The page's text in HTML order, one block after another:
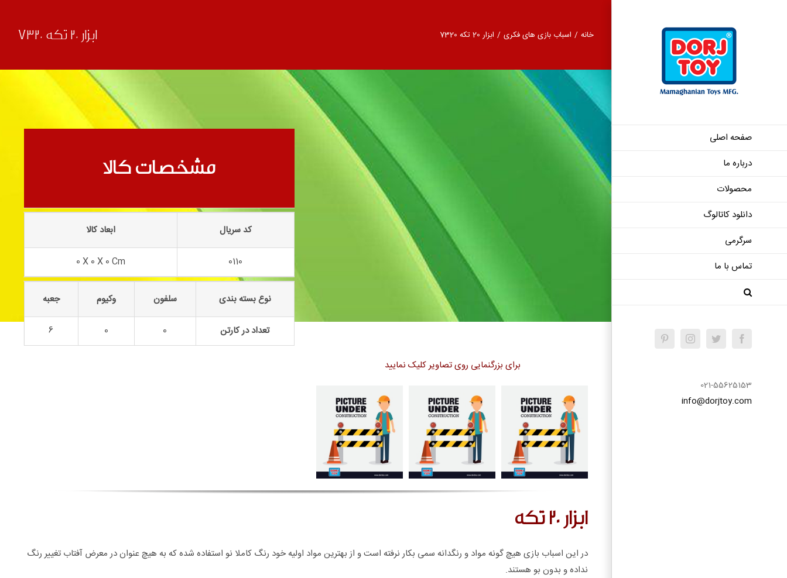
صفحه اصلی
درباره ما
محصولات
دانلود کاتالوگ
سرگرمی
تماس با ما
Facebook
Twitter
Instagram
021-55625153
info@dorjtoy.com
ابزار 20 تکه 7320 خانه / اسباب بازی های فکری / ابزار 20 تکه 7320
ابزار 20 تکه 7320 مشخصات کالا
کد سریال ابعاد کالا
0110
0 X 0 X 0 Cm
نوع بسته بندی سلفون وکیوم جعبه
تعداد در کارتن 0
0
6
برای بزرگنمایی روی تصاویر کلیک نمایید
ابزار 20 تکه
در این اسباب بازی هیچ گونه مواد و رنگدانه سمی بکار نرفته است و از بهترین مواد اولیه خود رنگ کاملا نو استفاده شده که به هیچ عنوان در معرض آفتاب تغییر رنگ
نداده و بدون بو هستند.